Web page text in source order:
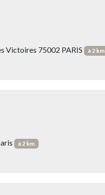
Victoires 75002 PARIS à 2 km
à 2 km